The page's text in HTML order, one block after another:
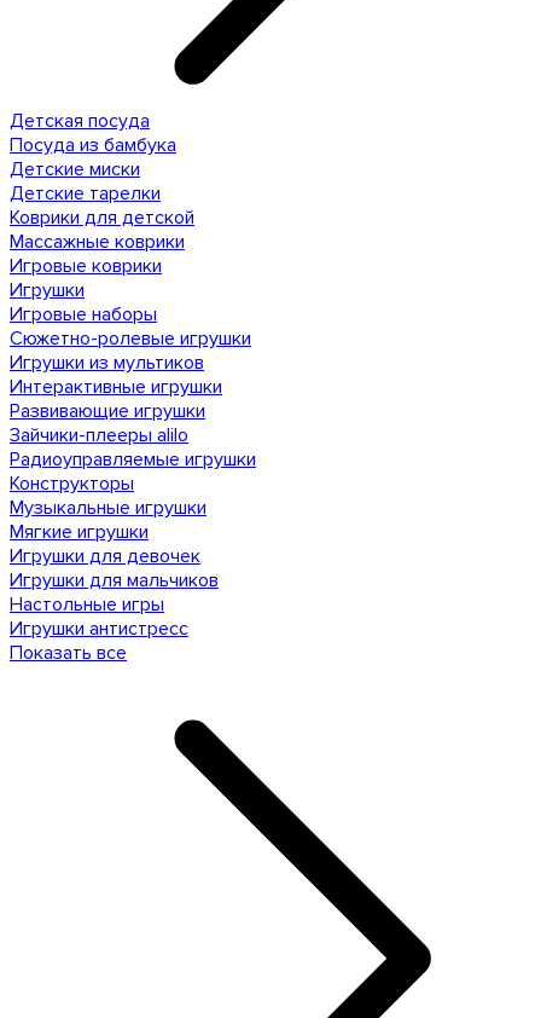
Детская посуда
Посуда из бамбука
Детские миски
Детские тарелки
Коврики для детской
Массажные коврики
Игровые коврики
Игрушки
Игровые наборы
Сюжетно-ролевые игрушки
Игрушки из мультиков
Интерактивные игрушки
Развивающие игрушки
Зайчики-плееры alilo
Радиоуправляемые игрушки
Конструкторы
Музыкальные игрушки
Мягкие игрушки
Игрушки для девочек
Игрушки для мальчиков
Настольные игры
Игрушки антистресс
Показать все